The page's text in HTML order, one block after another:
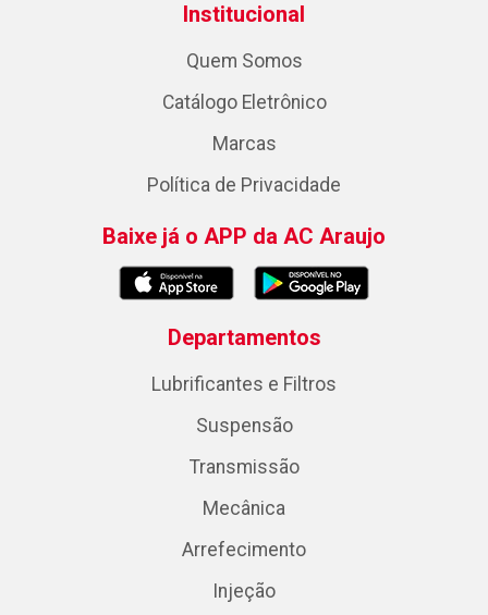
Institucional
Quem Somos
Catálogo Eletrônico
Marcas
Política de Privacidade
Baixe já o APP da AC Araujo
Departamentos
Lubrificantes e Filtros
Suspensão
Transmissão
Mecânica
Arrefecimento
Injeção